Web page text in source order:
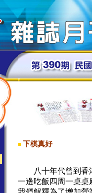
■ 下棋真好
八十年代曾到香港
一邊吃飯四周一桌桌